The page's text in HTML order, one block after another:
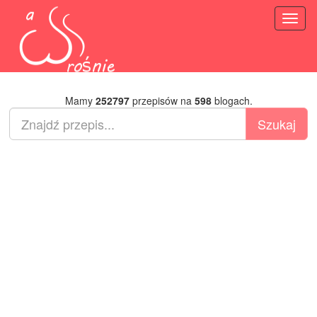
Mamy 252797przepisów na 598blogach.